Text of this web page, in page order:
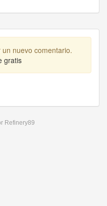
nuevo comentario.
gratis
Refinery89